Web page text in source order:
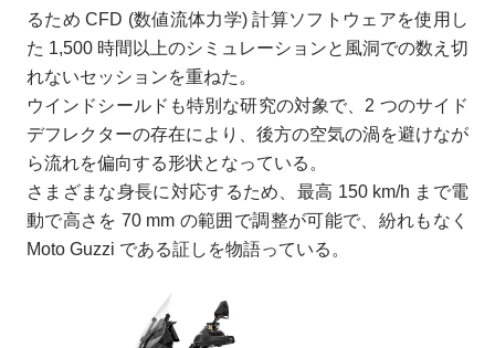
るため CFD (数値流体力学) 計算ソフトウェアを使用し
た 1,500 時間以上のシミュレーションと風洞での数え切
れないセッションを重ねた。
ウインドシールドも特別な研究の対象で、2 つのサイド
デフレクターの存在により、後方の空気の渦を避けなが
ら流れを偏向する形状となっている。
さまざまな身長に対応するため、最高 150 km/h まで電
動で高さを 70 mm の範囲で調整が可能で、紛れもなく
Moto Guzzi である証しを物語っている。